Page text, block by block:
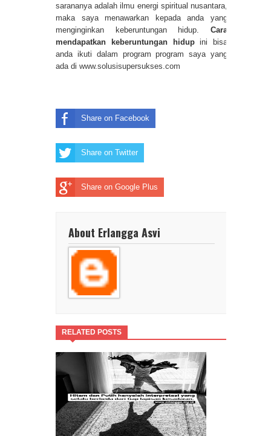
sarananya adalah ilmu energi spiritual nusantara,
maka saya menawarkan kepada anda yang
menginginkan keberuntungan hidup. Cara
mendapatkan keberuntungan hidupini bisa
anda ikuti dalam program program saya yang
ada di www.solusisupersukses.com
Share on Facebook
Share on Twitter
Share on Google Plus
About Erlangga Asvi
RELATED POSTS